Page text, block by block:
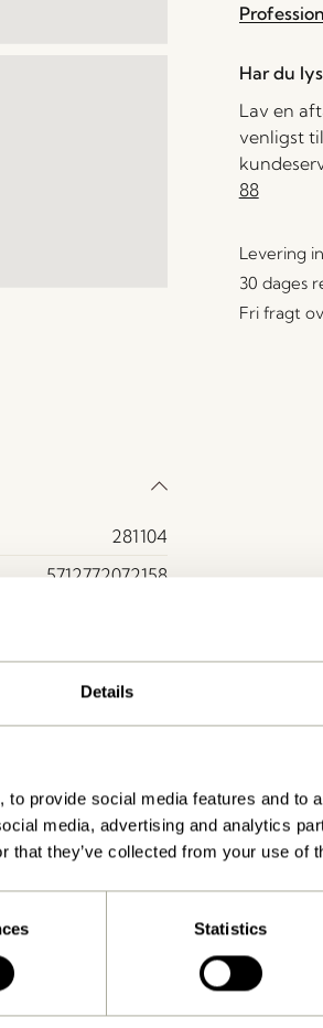
Details
provide social media features and to
media, advertising and analytics
that they’ve collected from your use of
Statistics
281104
5712772072158
ø15xh28cm
3000
Se vejledning
Ja
Har du
Lav en
venligst til
88
Levering
30 dages
Fri fragt